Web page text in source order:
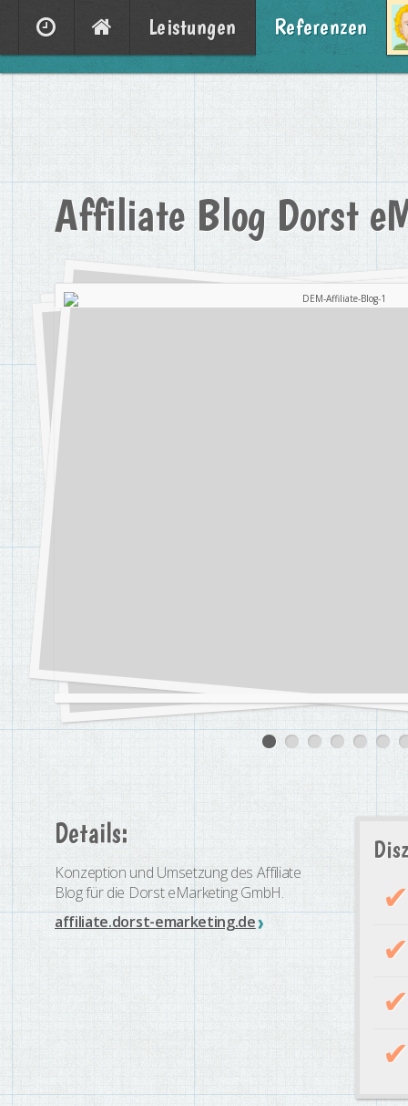
Leistungen Referenzen
Affiliate Blog Dorst
Details:
Konzeption und Umsetzung des Affiliate
Blog für die Dorst eMarketing GmbH.
affiliate.dorst-emarketing.de